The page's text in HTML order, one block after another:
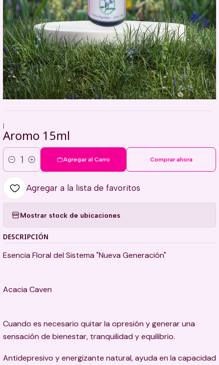
|
Aromo 15ml
Cantidad
Agregar al Carro Comprar ahora
Agregar a la lista de favoritos
Mostrar stock de ubicaciones
DESCRIPCIÓN
Esencia Floral del Sistema "Nueva Generación"
Acacia Caven
Cuando es necesario quitar la opresión y generar una
sensación de bienestar, tranquilidad y equilibrio.
Antidepresivo y energizante natural, ayuda en la capacidad